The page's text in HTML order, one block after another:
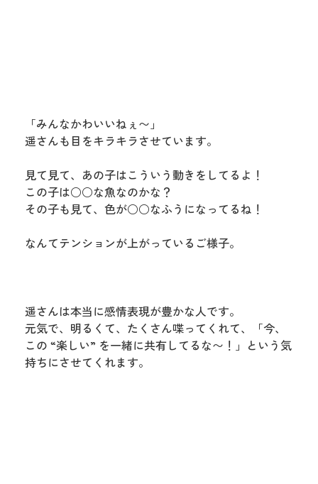
「みんなかわいいねぇ〜」
遥さんも目をキラキラさせています。
見て見て、あの子はこういう動きをしてるよ！
この子は○○な魚なのかな？
その子も見て、色が○○なふうになってるね！
なんてテンションが上がっているご様子。
遥さんは本当に感情表現が豊かな人です。
元気で、明るくて、たくさん喋ってくれて、「今、
この “楽しい” を一緒に共有してるな〜！」という気
持ちにさせてくれます。